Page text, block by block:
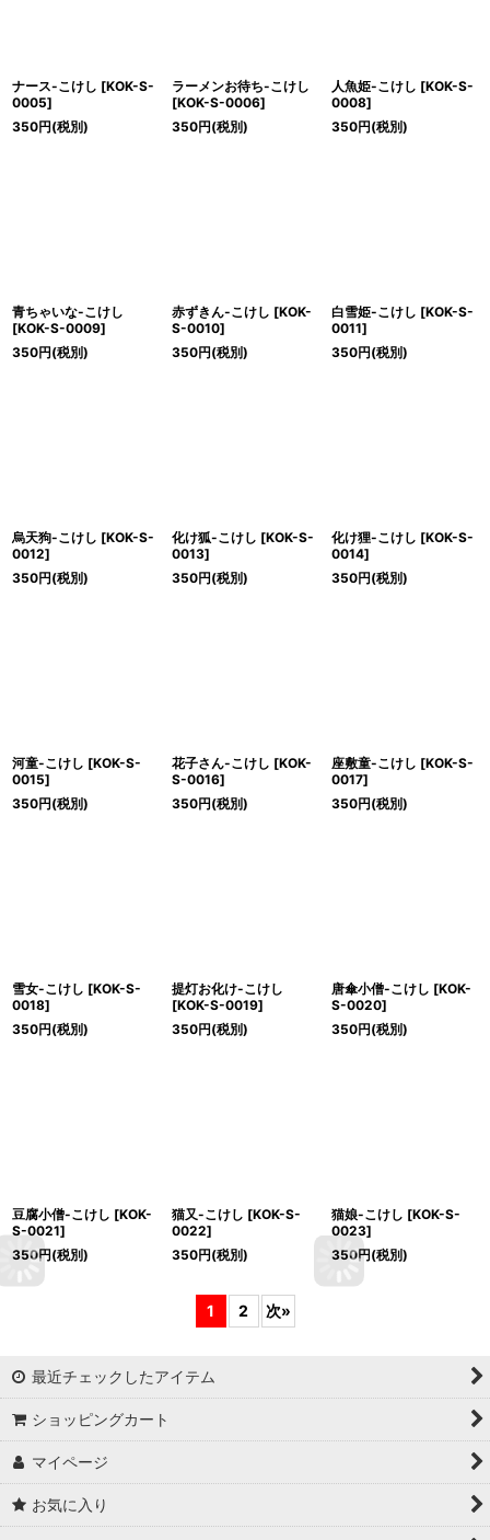
ナース-こけし [KOK-S-
0005]
350円(税別)
ラーメンお待ち-こけし
[KOK-S-0006]
350円(税別)
人魚姫-こけし [KOK-S-
0008]
350円(税別)
青ちゃいな-こけし
[KOK-S-0009]
350円(税別)
赤ずきん-こけし [KOK-
S-0010]
350円(税別)
白雪姫-こけし [KOK-S-
0011]
350円(税別)
烏天狗-こけし [KOK-S-
0012]
350円(税別)
化け狐-こけし [KOK-S-
0013]
350円(税別)
化け狸-こけし [KOK-S-
0014]
350円(税別)
河童-こけし [KOK-S-
0015]
350円(税別)
花子さん-こけし [KOK-
S-0016]
350円(税別)
座敷童-こけし [KOK-S-
0017]
350円(税別)
雪女-こけし [KOK-S-
0018]
350円(税別)
提灯お化け-こけし
[KOK-S-0019]
350円(税別)
唐傘小僧-こけし [KOK-
S-0020]
350円(税別)
豆腐小僧-こけし [KOK-
S-0021]
350円(税別)
猫又-こけし [KOK-S-
0022]
350円(税別)
猫娘-こけし [KOK-S-
0023]
350円(税別)
1 2 次»
最近チェックしたアイテム
ショッピングカート
マイページ
お気に入り